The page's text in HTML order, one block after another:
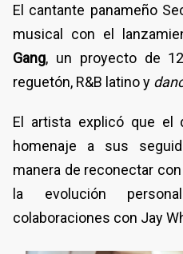
El cantante panameño
musical con el
Gang, un proyecto de
reguetón, R&B latino y
El artista explicó que el
homenaje a sus
manera de reconectar
la evolución
colaboraciones con Jay